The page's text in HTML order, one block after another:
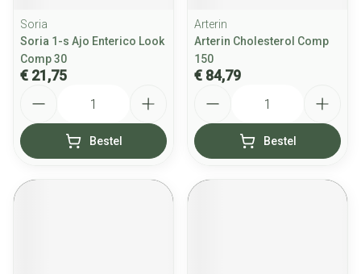
Soria
Soria 1-s Ajo Enterico Look
Comp 30
€ 21,75
Bestel
Arterin
Arterin Cholesterol Comp
150
€ 84,79
Bestel